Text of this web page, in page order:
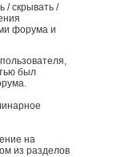
/ скрывать /
форума и
был
на
из разделов